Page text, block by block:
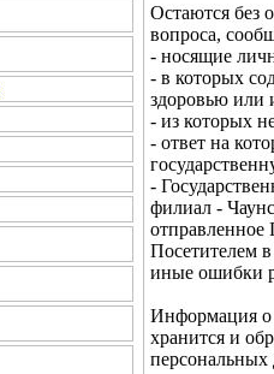
Остаются без
вопроса,
- носящие
- в которых
здоровью или
- из которых
- ответ на
-
филиал -
отправленное
Посетителем
иные ошибки
Информация о
хранится и